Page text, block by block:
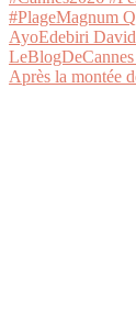
Après la montée